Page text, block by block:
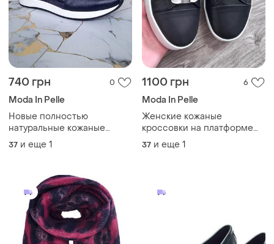
740 грн 0
Moda In Pelle
Новые полностью
натуральные кожаные
кроссовки, синие кеды на
танкетке, лето деми, р. 37-
37 и еще 1
1100 грн 6
Moda In Pelle
Женские кожаные
кроссовки на платформе
moda in pelle
37 и еще 1